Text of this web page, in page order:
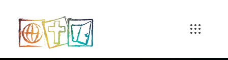
content